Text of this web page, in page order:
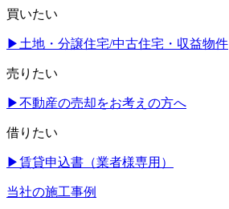
買いたい
▶ 土地・分譲住宅/中古住宅・収益物件
売りたい
▶不動産の売却をお考えの方へ
借りたい
▶賃貸申込書（業者様専用）
当社の施工事例